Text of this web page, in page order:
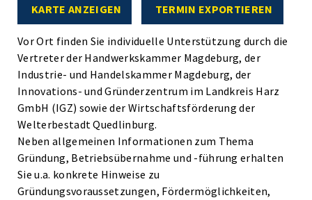
KARTE ANZEIGEN TERMIN EXPORTIEREN
Vor Ort finden Sie individuelle Unterstützung durch die
Vertreter der Handwerkskammer Magdeburg, der
Industrie- und Handelskammer Magdeburg, der
Innovations- und Gründerzentrum im Landkreis Harz
GmbH (IGZ) sowie der Wirtschaftsförderung der
Welterbestadt Quedlinburg.
Neben allgemeinen Informationen zum Thema
Gründung, Betriebsübernahme und -führung erhalten
Sie u.a. konkrete Hinweise zu
Gründungsvoraussetzungen, Fördermöglichkeiten,